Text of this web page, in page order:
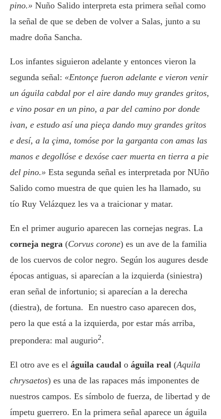
pino.» Nuño Salido interpreta esta primera señal como
la señal de que se deben de volver a Salas, junto a su
madre doña Sancha.
Los infantes siguieron adelante y entonces vieron la
segunda señal: «Entonçe fueron adelante e vieron venir
un águila cabdal por el aire dando muy grandes gritos,
e vino posar en un pino, a par del camino por donde
ivan, e estudo así una pieça dando muy grandes gritos
e desí, a la çima, tomóse por la garganta con amas las
manos e degollóse e dexóse caer muerta en tierra a pie
del pino.» Esta segunda señal es interpretada por NUño
Salido como muestra de que quien les ha llamado, su
tío Ruy Velázquez les va a traicionar y matar.
En el primer augurio aparecen las cornejas negras. La
corneja negra (Corvus corone) es un ave de la familia
de los cuervos de color negro. Según los augures desde
épocas antiguas, si aparecían a la izquierda (siniestra)
eran señal de infortunio; si aparecían a la derecha
(diestra), de fortuna. En nuestro caso aparecen dos,
pero la que está a la izquierda, por estar más arriba,
prepondera: mal augurio2.
El otro ave es el águila caudal o águila real (Aquila
chrysaetos) es una de las rapaces más imponentes de
nuestros campos. Es símbolo de fuerza, de libertad y de
ímpetu guerrero. En la primera señal aparece un águila